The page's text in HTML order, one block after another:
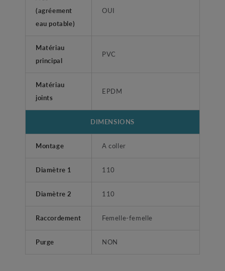
(agréement
eau potable)
OUI
Matériau
principal
PVC
Matériau
joints
EPDM
DIMENSIONS
Montage A coller
Diamètre 1 110
Diamètre 2 110
Raccordement Femelle-femelle
Purge NON